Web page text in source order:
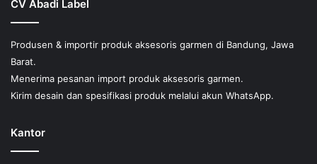
CV Abadi Label
Produsen & importir produk aksesoris garmen di Bandung, Jawa
Barat.
Menerima pesanan import produk aksesoris garmen.
Kirim desain dan spesifikasi produk melalui akun WhatsApp.
Kantor